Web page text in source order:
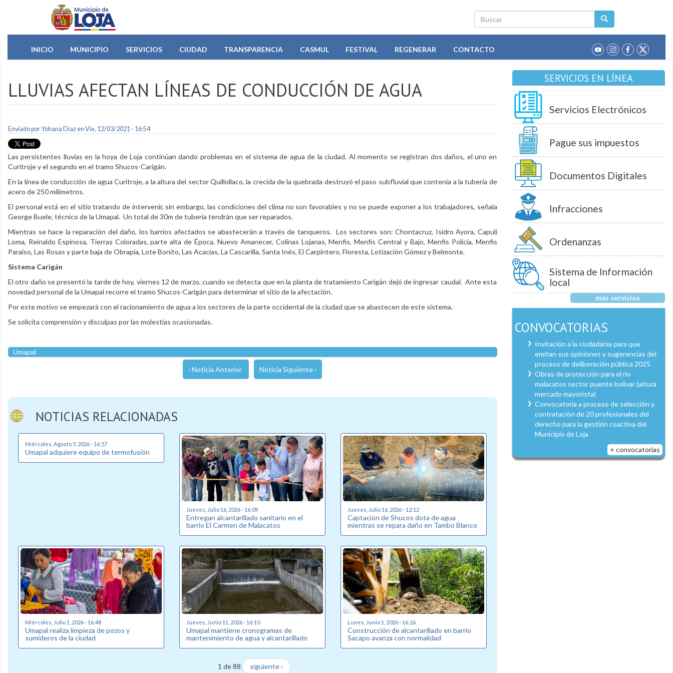
Pasar al contenido principal
Buscar
INICIO
MUNICIPIO SERVICIOS CIUDAD TRANSPARENCIA CASMUL FESTIVAL REGENERAR CONTACTO
LLUVIAS AFECTAN LÍNEAS DE CONDUCCIÓN DE AGUA
Enviado porYohana Diazen Vie, 12/03/2021 - 16:54
Las persistentes lluvias en la hoya de Loja continúan dando problemas en el sistema de agua de la ciudad. Al momento se registran dos daños, el uno en
Curitroje y el segundo en el tramo Shucos-Carigán.
En la línea de conducción de agua Curitroje, a la altura del sector Quillollaco, la crecida de la quebrada destruyó el paso subfluvial que contenía a la tubería de
acero de 250 milímetros.
El personal está en el sitio tratando de intervenir, sin embargo, las condiciones del clima no son favorables y no se puede exponer a los trabajadores, señala
George Buele, técnico de la Umapal. Un total de 30m de tubería tendrán que ser reparados.
Mientras se hace la reparación del daño, los barrios afectados se abastecerán a través de tanqueros. Los sectores son: Chontacruz, Isidro Ayora, Capulí
Loma, Reinaldo Espinosa, Tierras Coloradas, parte alta de Época, Nuevo Amanecer, Colinas Lojanas, Menfis, Menfis Central y Bajo, Menfis Policía, Menfis
Paraíso, Las Rosas y parte baja de Obrapía, Lote Bonito, Las Acacias, La Cascarilla, Santa Inés, El Carpintero, Floresta, Lotización Gómez y Belmonte.
Sistema Carigán
El otro daño se presentó la tarde de hoy, viernes 12 de marzo, cuando se detecta que en la planta de tratamiento Carigán dejó de ingresar caudal. Ante esta
novedad personal de la Umapal recorre el tramo Shucos-Carigán para determinar el sitio de la afectación.
Por este motivo se empezará con el racionamiento de agua a los sectores de la parte occidental de la ciudad que se abastecen de este sistema.
Se solicita comprensión y disculpas por las molestias ocasionadas.
Umapal
‹ Noticia Anterior Noticia Siguiente ›
NOTICIAS RELACIONADAS
Miércoles, Agosto 5, 2026 - 16:57
Umapal adquiere equipo de termofusión
Jueves, Julio 16, 2026 - 16:09
Entregan alcantarillado sanitario en el
barrio El Carmen de Malacatos
Jueves, Julio 16, 2026 - 12:12
Captación de Shucos dota de agua
mientras se repara daño en Tambo Blanco
Miércoles, Julio 1, 2026 - 16:48
Umapal realiza limpieza de pozos y
sumideros de la ciudad
Jueves, Junio 11, 2026 - 16:10
Umapal mantiene cronogramas de
mantenimiento de agua y alcantarillado
Lunes, Junio 1, 2026 - 16:26
Construcción de alcantarillado en barrio
Sacapo avanza con normalidad
1 de 88 siguiente ›
SERVICIOS EN LÍNEA
Servicios Electrónicos
Pague sus impuestos
Documentos Digitales
Infracciones
Ordenanzas
Sistema de Información
local
más servicios
CONVOCATORIAS
Invitación a la ciudadanía para que
emitan sus opiniones y sugerencias del
proceso de deliberación pública 2025
Obras de protección para el río
malacatos sector puente bolívar (altura
mercado mayorista)
Convocatoria a proceso de selección y
contratación de 20 profesionales del
derecho para la gestión coactiva del
Municipio de Loja
+ convocatorias